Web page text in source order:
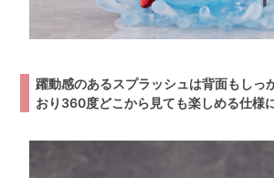
躍動感のあるスプラッシュは背面もしっ
おり360度どこから見ても楽しめる仕様